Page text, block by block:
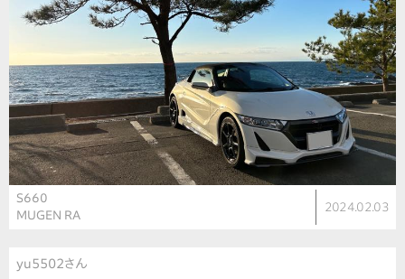
S660
MUGEN RA
2024.02.03
yu5502さん